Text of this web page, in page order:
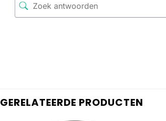
GERELATEERDE PRODUCTEN